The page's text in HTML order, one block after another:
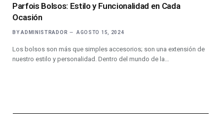
Parfois Bolsos: Estilo y Funcionalidad en Cada
Ocasión
BY ADMINISTRADOR AGOSTO 15, 2024
Los bolsos son más que simples accesorios; son una extensión de
nuestro estilo y personalidad. Dentro del mundo de la…